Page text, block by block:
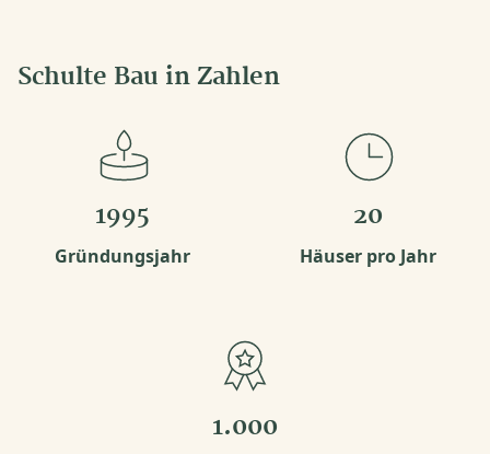
Schulte Bau in Zahlen
1995
Gründungsjahr
20
Häuser pro Jahr
1.000